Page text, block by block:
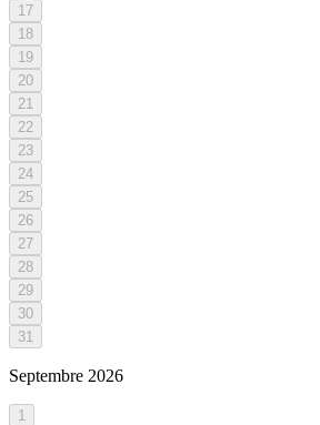
17
18
19
20
21
22
23
24
25
26
27
28
29
30
31
Septembre 2026
1